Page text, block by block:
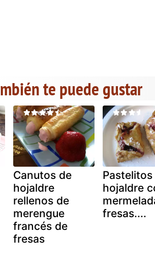
te puede gustar
Canutos de
hojaldre
rellenos de
merengue
francés de
fresas
Pastelitos
hojaldre
fresas....